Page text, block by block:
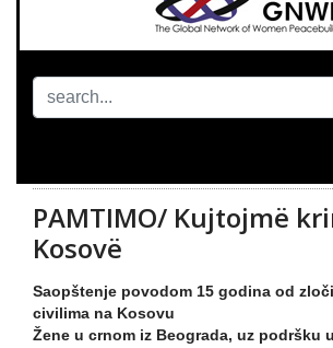
PAMTIMO/ Kujtojmë
Kosovë
Saopštenje povodom 15 godina od
civilima na Kosovu
Žene u crnom iz Beograda, uz podršku